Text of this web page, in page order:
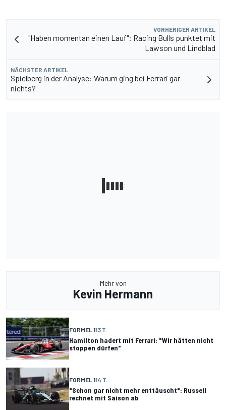
VORHERIGER ARTIKEL
"Haben momentan einen Lauf": Racing Bulls punktet mit
Lawson und Lindblad
NÄCHSTER ARTIKEL
Spielberg in der Analyse: Warum ging bei Ferrari gar
nichts?
Mehr von
Kevin Hermann
FORMEL 113 T.
Hamilton hadert mit Ferrari: "Wir hätten nicht
stoppen dürfen"
FORMEL 114 T.
"Schon gar nicht mehr enttäuscht": Russell
rechnet mit Saison ab